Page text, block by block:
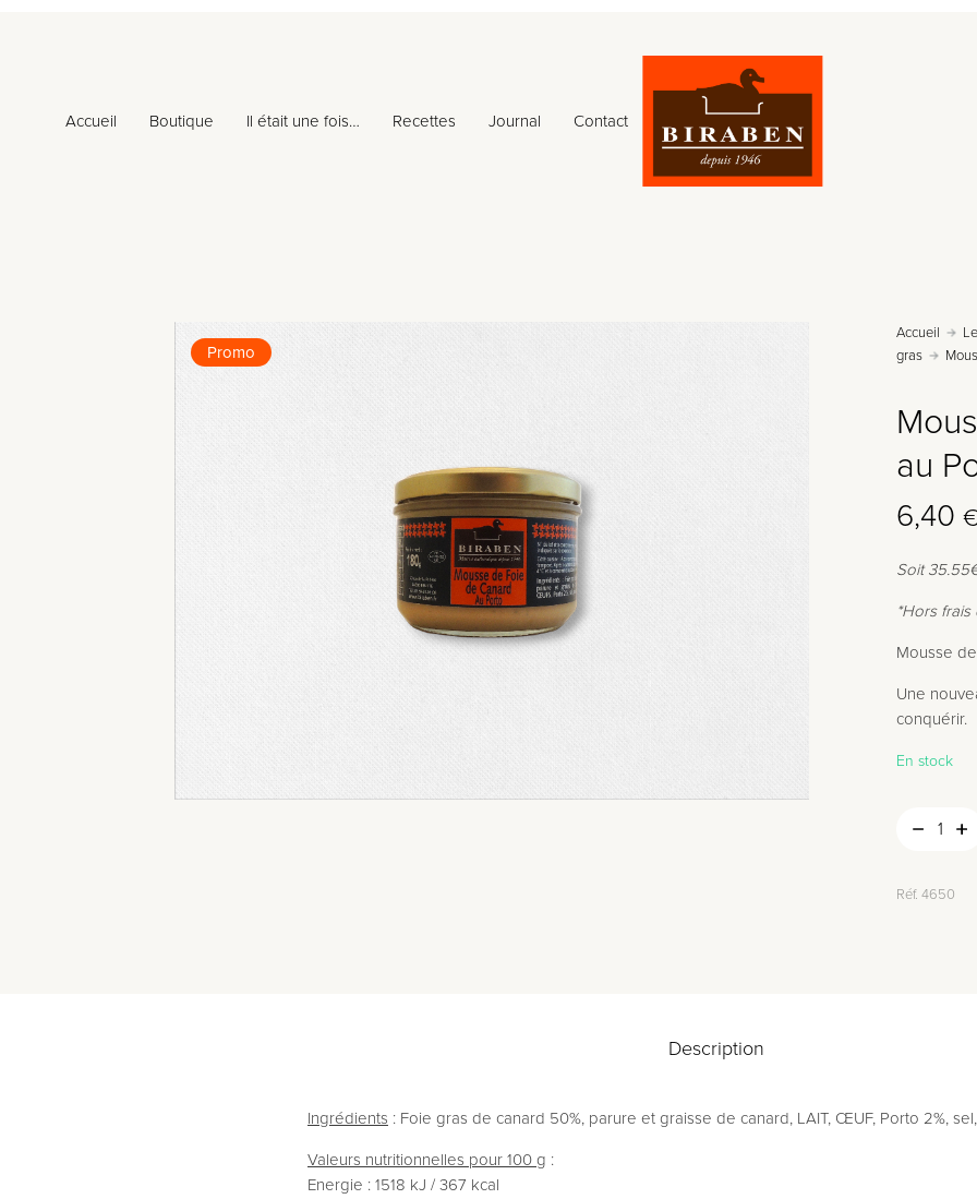
Accueil Boutique Il était une fois… Recettes Journal Contact
Promo
Accueil
gras
au
Le
initial
était :
8,50
6,40
Le
actuel
est :
6,40
Soit
*Hors
Mousse
Une
conquérir.
En stock
Réf.4650
8,50 €.
6,40 €.
Description
Ingrédients : Foie gras de canard 50%, parure et graisse de canard, LAIT, ŒUF, Porto 2%,
Valeurs nutritionnelles pour 100 g :
Energie : 1518 kJ / 367 kcal